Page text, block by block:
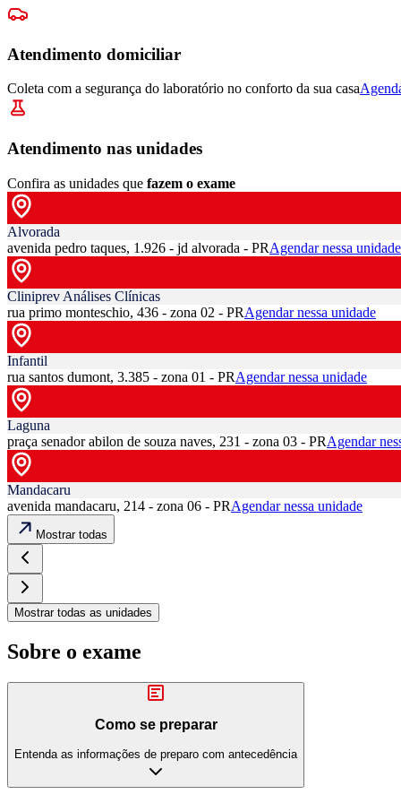
Atendimento domiciliar
Coleta com a segurança do laboratório no conforto da sua casa
Atendimento nas unidades
Confira as unidades que fazem o exame
Alvorada
avenida pedro taques, 1.926 - jd alvorada - PRAgendar nessa unidade
Cliniprev Análises Clínicas
rua primo monteschio, 436 - zona 02 - PRAgendar nessa unidade
Infantil
rua santos dumont, 3.385 - zona 01 - PRAgendar nessa unidade
Laguna
praça senador abilon de souza naves, 231 - zona 03 - PRAgendar
Mandacaru
avenida mandacaru, 214 - zona 06 - PRAgendar nessa unidade
Mostrar todas
Mostrar todas as unidades
Sobre o exame
Como se preparar
Entenda as informações de preparo com antecedência